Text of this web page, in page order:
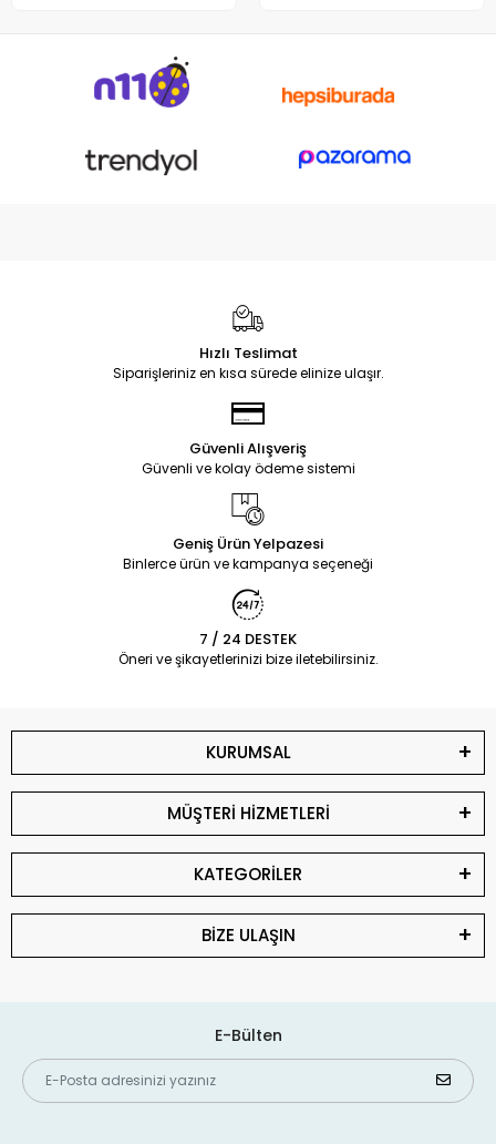
Hızlı Teslimat
Siparişleriniz en kısa sürede elinize ulaşır.
Güvenli Alışveriş
Güvenli ve kolay ödeme sistemi
Geniş Ürün Yelpazesi
Binlerce ürün ve kampanya seçeneği
7 / 24 DESTEK
Öneri ve şikayetlerinizi bize iletebilirsiniz.
KURUMSAL
MÜŞTERİ HİZMETLERİ
KATEGORİLER
BİZE ULAŞIN
E-Bülten